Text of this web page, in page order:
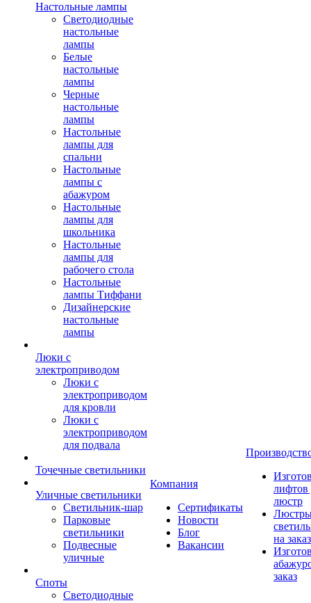
Настольные лампы
Светодиодные
настольные
лампы
Белые
настольные
лампы
Черные
настольные
лампы
Настольные
лампы для
спальни
Настольные
лампы с
абажуром
Настольные
лампы для
школьника
Настольные
лампы для
рабочего стола
Настольные
лампы Тиффани
Дизайнерские
настольные
лампы
Люки с
электроприводом
Люки с
электроприводом
для кровли
Люки с
электроприводом
для подвала
Точечные светильники
Уличные светильники
Светильник-шар
Парковые
светильники
Подвесные
уличные
Споты
Светодиодные
Компания
Сертификаты
Новости
Блог
Вакансии
лифтов
люстр
на заказ
заказ